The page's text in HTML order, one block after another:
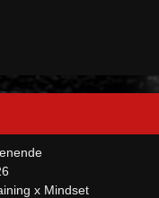
x Mindset